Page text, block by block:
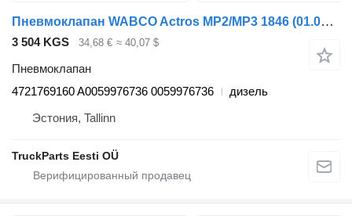
Пневмоклапан WABCO Actros MP2/MP3 1846 (01.02-) 4721769160 для грузовика Mercedes-Benz Actros, Axor MP1, MP2, MP3 (1996-2014)
3 504 KGS 34,68 € ≈ 40,07 $
Пневмоклапан
4721769160 A0059976736 0059976736
дизель
Эстония, Tallinn
TruckParts Eesti OÜ